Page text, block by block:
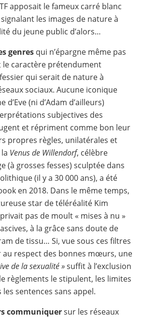
apposait le fameux carré blanc
les images de nature à
du jeune public d’alors…
genres qui n’épargne même pas
le caractère prétendument
qui serait de nature à
sociaux. Aucune iconique
(ni d’Adam d’ailleurs)
subjectives des
et répriment comme bon leur
propres règles, unilatérales et
Venus de Willendorf, célèbre
(à grosses fesses) sculptée dans
(il y a 30 000 ans), a été
en 2018. Dans le même temps,
star de téléréalité Kim
pas de moult « mises à nu »
à la grâce sans doute de
de tissu… Si, vue sous ces filtres
au respect des bonnes mœurs, une
de la sexualité »suffit à l’exclusion
règlements le stipulent, les limites
sentences sans appel.
communiquersur les réseaux